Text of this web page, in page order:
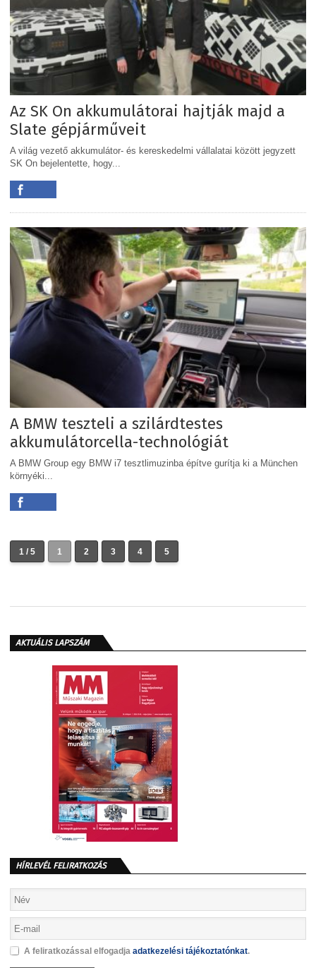
Az SK On akkumulátorai hajtják majd a
Slate gépjárműveit
A világ vezető akkumulátor- és kereskedelmi vállalatai között jegyzett
SK On bejelentette, hogy...
A BMW teszteli a szilárdtestes
akkumulátorcella-technológiát
A BMW Group egy BMW i7 tesztlimuzinba építve gurítja ki a München
környéki...
1 / 5 1 2 3 4 5
AKTUÁLIS LAPSZÁM
HÍRLEVÉL FELIRATKOZÁS
A feliratkozással elfogadja adatkezelési tájékoztatónkat.